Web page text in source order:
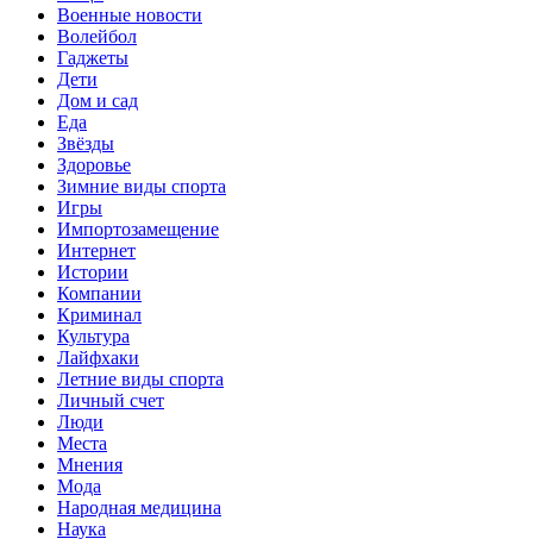
Военные новости
Волейбол
Гаджеты
Дети
Дом и сад
Еда
Звёзды
Здоровье
Зимние виды спорта
Игры
Импортозамещение
Интернет
Истории
Компании
Криминал
Культура
Лайфхаки
Летние виды спорта
Личный счет
Люди
Места
Мнения
Мода
Народная медицина
Наука